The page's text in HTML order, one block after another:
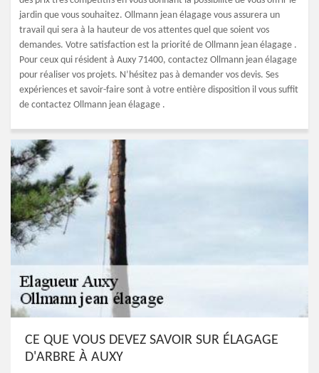
jardin que vous souhaitez. Ollmann jean élagage vous assurera un
travail qui sera à la hauteur de vos attentes quel que soient vos
demandes. Votre satisfaction est la priorité de Ollmann jean élagage .
Pour ceux qui résident à Auxy 71400, contactez Ollmann jean élagage
pour réaliser vos projets. N’hésitez pas à demander vos devis. Ses
expériences et savoir-faire sont à votre entière disposition il vous suffit
de contactez Ollmann jean élagage .
CE QUE VOUS DEVEZ SAVOIR SUR ÉLAGAGE
D'ARBRE À AUXY